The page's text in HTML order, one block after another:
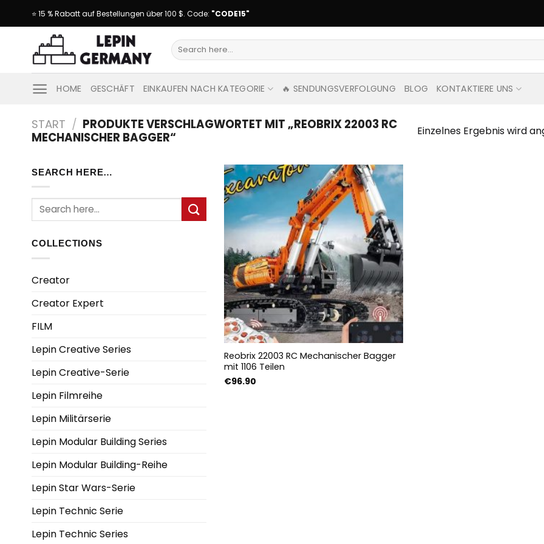
⭐ 15 % Rabatt auf Bestellungen über 100 $. Code: "CODE15"
Suche
nach:
HOME GESCHÄFT EINKAUFEN NACH KATEGORIE 🔥 SENDUNGSVERFOLGUNG BLOG KONTAKTIERE UNS
START / PRODUKTE VERSCHLAGWORTET MIT „REOBRIX 22003 RC
MECHANISCHER BAGGER“
Einzelnes Ergebnis wird
SEARCH HERE…
Suche
nach:
COLLECTIONS
Creator
Creator Expert
FILM
Lepin Creative Series
Lepin Creative-Serie
Lepin Filmreihe
Lepin Militärserie
Lepin Modular Building Series
Lepin Modular Building-Reihe
Lepin Star Wars-Serie
Lepin Technic Serie
Lepin Technic Series
Reobrix 22003 RC Mechanischer Bagger
mit 1106 Teilen
€96.90